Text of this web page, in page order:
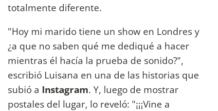
totalmente diferente.
"Hoy mi marido tiene un show en Londres y
¿a que no saben qué me dediqué a hacer
mientras él hacía la prueba de sonido?",
escribió Luisana en una de las historias que
subió a Instagram. Y, luego de mostrar
postales del lugar, lo reveló: "¡¡¡Vine a